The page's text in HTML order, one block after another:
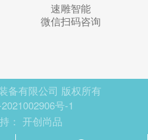
速雕智能
微信扫码咨询
备有限公司 版权所有
号-1
： 开创尚品